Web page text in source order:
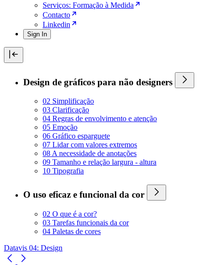
Serviços: Formação à Medida
Contacto
Linkedin
Sign In
Design de gráficos para não designers
02 Simplificação
03 Clarificação
04 Regras de envolvimento e atenção
05 Emoção
06 Gráfico esparguete
07 Lidar com valores extremos
08 A necessidade de anotações
09 Tamanho e relação largura - altura
10 Tipografia
O uso eficaz e funcional da cor
02 O que é a cor?
03 Tarefas funcionais da cor
04 Paletas de cores
Datavis 04: Design